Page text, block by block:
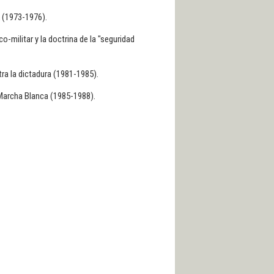
1976).
militar y la doctrina de la "seguridad
la dictadura (1981-1985).
Blanca (1985-1988).